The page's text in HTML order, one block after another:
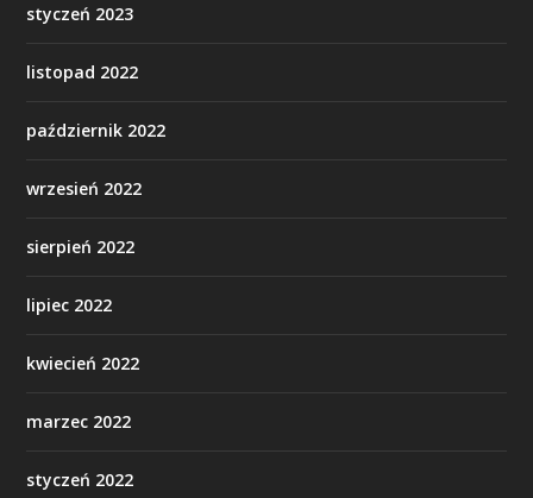
styczeń 2023
listopad 2022
październik 2022
wrzesień 2022
sierpień 2022
lipiec 2022
kwiecień 2022
marzec 2022
styczeń 2022